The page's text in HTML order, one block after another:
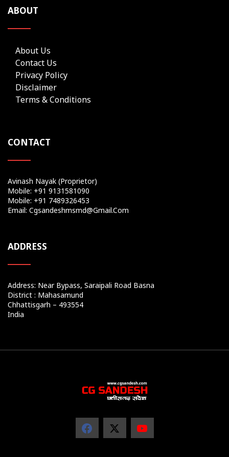
ABOUT
About Us
Contact Us
Privacy Policy
Disclaimer
Terms & Conditions
CONTACT
Avinash Nayak (Proprietor)
Mobile: +91 9131581090
Mobile: +91 7489326453
Email: Cgsandeshmsmd@gmail.com
ADDRESS
Address: Near Bypass, Saraipali Road Basna
District : Mahasamund
Chhattisgarh – 493554
India